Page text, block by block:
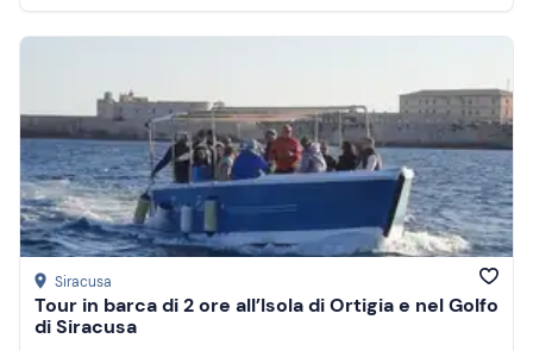
Siracusa
Tour in barca di 2 ore all’Isola di Ortigia e nel Golfo
di Siracusa